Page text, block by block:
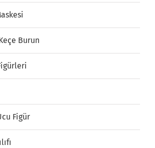
Burun
Figür